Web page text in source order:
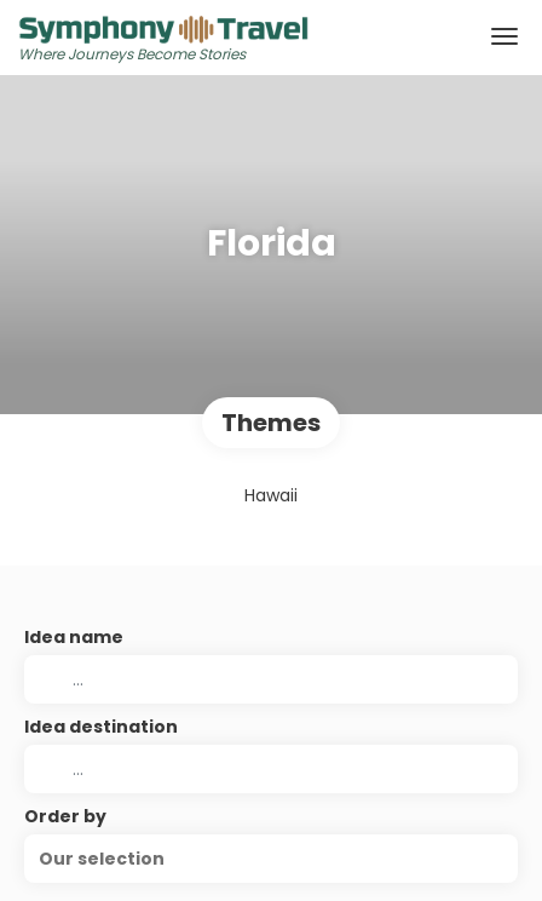
Where Journeys Become Stories
Florida
Themes
Hawaii
Idea name
Idea destination
Order by
Our selection